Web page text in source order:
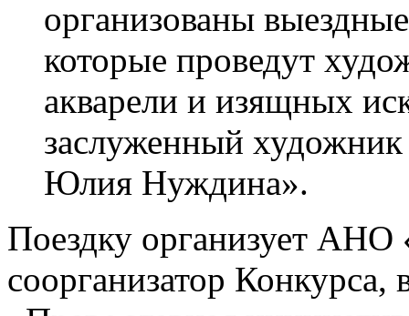
организованы
которые проведут
акварели и изящных
заслуженный
Юлия Нуждина».
Поездку организует
соорганизатор Конкурса,